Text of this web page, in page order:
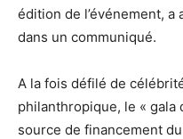
édition de l’événement,
dans un communiqué.
A la fois défilé de
philanthropique, le « gala
source de financement